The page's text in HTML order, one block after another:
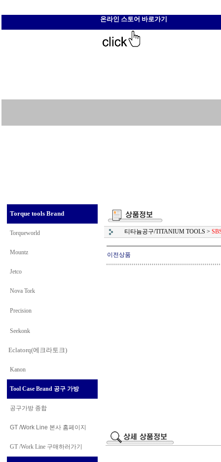
온라인 스토어 바로가기
Torque tools Brand
Torqueworld
Mountz
Jetco
Nova Tork
Precision
Seekonk
Eclatorq(에크라토크)
Kanon
Tool Case Brand 공구 가방
공구가방 종합
GT /Work Line 본사 홈페이지
GT /Work Line 구매하러가기
티타늄공구/TITANIUM TOOLS >
이전상품